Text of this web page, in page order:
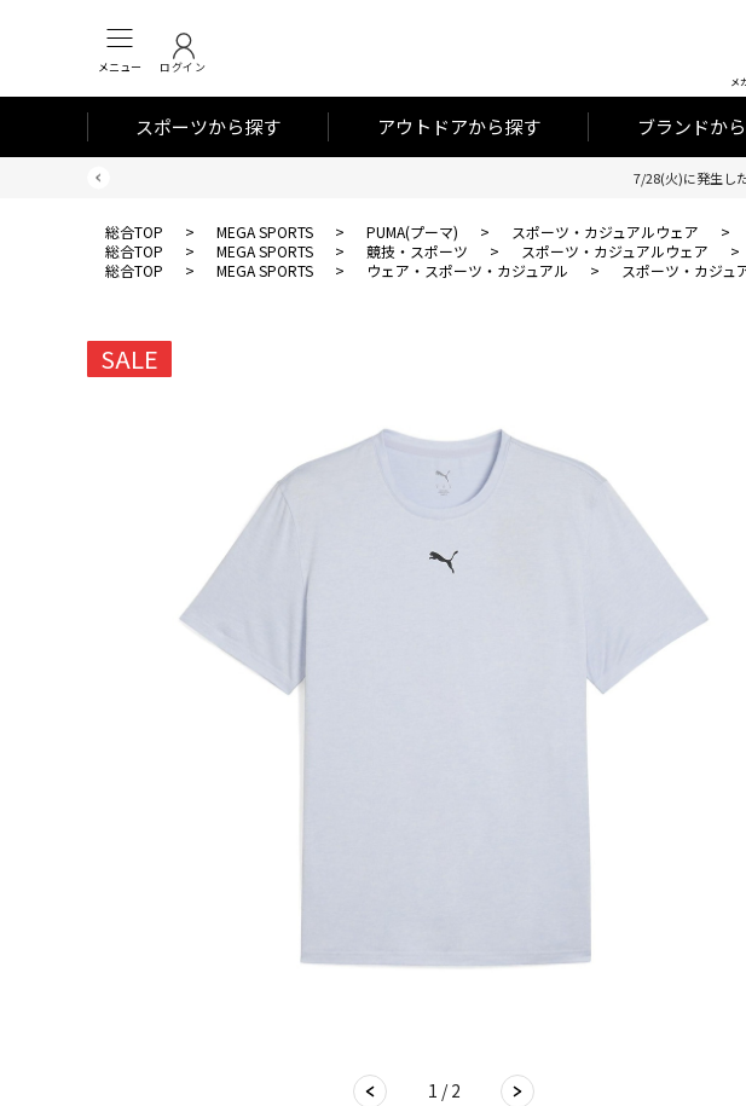
メニュー ログイン
メ
スポーツから探す アウトドアから探す ブランドか
7/28(火)に発生し
総合TOP > MEGA SPORTS > PUMA(プーマ) > スポーツ・カジュアルウェア >
総合TOP
> MEGA SPORTS > 競技・スポーツ > スポーツ・カジュアルウェア >
総合TOP
> MEGA SPORTS > ウェア・スポーツ・カジュアル > スポーツ・カジュ
SALE
1 / 2